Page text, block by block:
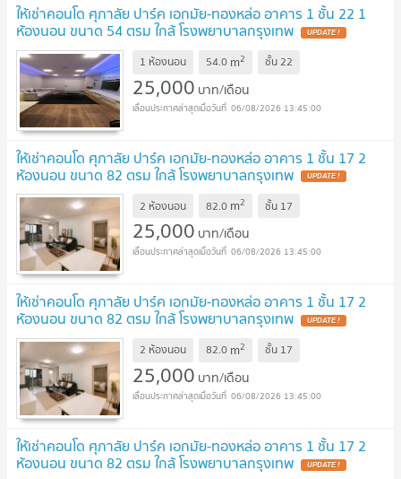
ให้เช่าคอนโด ศุภาลัย ปาร์ค เอกมัย-ทองหล่อ อาคาร 1 ชั้น 22 1
ห้องนอน ขนาด 54 ตรม ใกล้ โรงพยาบาลกรุงเทพ
1 ห้องนอน 54.0 m2 ชั้น22
25,000 บาท/เดือน
06/08/2026 13:45:00
ให้เช่าคอนโด ศุภาลัย ปาร์ค เอกมัย-ทองหล่อ อาคาร 1 ชั้น 17 2
ห้องนอน ขนาด 82 ตรม ใกล้ โรงพยาบาลกรุงเทพ
2 ห้องนอน 82.0 m2 ชั้น 17
25,000 บาท/เดือน
06/08/2026 13:45:00
ให้เช่าคอนโด ศุภาลัย ปาร์ค เอกมัย-ทองหล่อ อาคาร 1 ชั้น 17 2
ห้องนอน ขนาด 82 ตรม ใกล้ โรงพยาบาลกรุงเทพ
2 ห้องนอน 82.0 m2 ชั้น 17
25,000 บาท/เดือน
06/08/2026 13:45:00
ให้เช่าคอนโด ศุภาลัย ปาร์ค เอกมัย-ทองหล่อ อาคาร 1 ชั้น 17 2
ห้องนอน ขนาด 82 ตรม ใกล้ โรงพยาบาลกรุงเทพ